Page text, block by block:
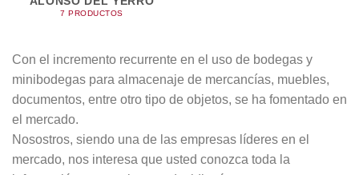
7 PRODUCTOS
Con el incremento recurrente en el uso de bodegas y
minibodegas para almacenaje de mercancías, muebles,
documentos, entre otro tipo de objetos, se ha fomentado en
el mercado.
Nosostros, siendo una de las empresas lí­deres en el
mercado, nos interesa que usted conozca toda la